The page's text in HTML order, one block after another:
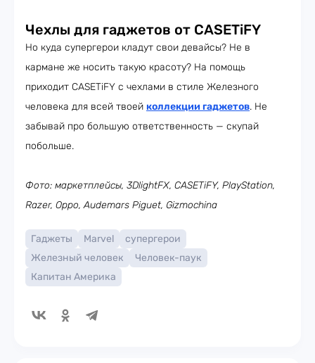
Чехлы для гаджетов от CASETiFY
Но куда супергерои кладут свои девайсы? Не в
кармане же носить такую красоту? На помощь
приходит CASETiFY с чехлами в стиле Железного
человека для всей твоей коллекции гаджетов. Не
забывай про большую ответственность — скупай
побольше.
Фото: маркетплейсы, 3DlightFX, CASETiFY, PlayStation,
Razer, Oppo, Audemars Piguet, Gizmochina
Гаджеты Marvel
супергерои
Железный человек
Человек-паук
Капитан Америка